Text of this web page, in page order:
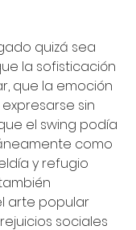
quizá sea
la sofisticación
que la emoción
sin
el swing podía
como
y refugio
arte popular
sociales